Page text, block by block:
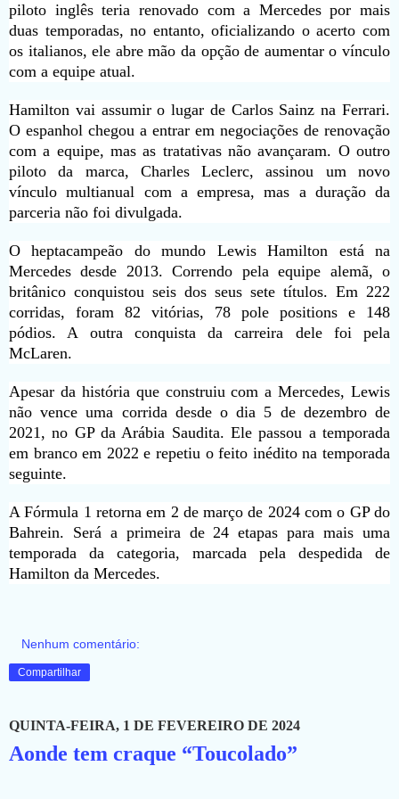
piloto inglês teria renovado com a Mercedes por mais
duas temporadas, no entanto, oficializando o acerto com
os italianos, ele abre mão da opção de aumentar o vínculo
com a equipe atual.
Hamilton vai assumir o lugar de Carlos Sainz na Ferrari.
O espanhol chegou a entrar em negociações de renovação
com a equipe, mas as tratativas não avançaram. O outro
piloto da marca, Charles Leclerc, assinou um novo
vínculo multianual com a empresa, mas a duração da
parceria não foi divulgada.
O heptacampeão do mundo Lewis Hamilton está na
Mercedes desde 2013. Correndo pela equipe alemã, o
britânico conquistou seis dos seus sete títulos. Em 222
corridas, foram 82 vitórias, 78 pole positions e 148
pódios. A outra conquista da carreira dele foi pela
McLaren.
Apesar da história que construiu com a Mercedes, Lewis
não vence uma corrida desde o dia 5 de dezembro de
2021, no GP da Arábia Saudita. Ele passou a temporada
em branco em 2022 e repetiu o feito inédito na temporada
seguinte.
A Fórmula 1 retorna em 2 de março de 2024 com o GP do
Bahrein. Será a primeira de 24 etapas para mais uma
temporada da categoria, marcada pela despedida de
Hamilton da Mercedes.
Nenhum comentário:
Compartilhar
QUINTA-FEIRA, 1 DE FEVEREIRO DE 2024
Aonde tem craque “Toucolado”